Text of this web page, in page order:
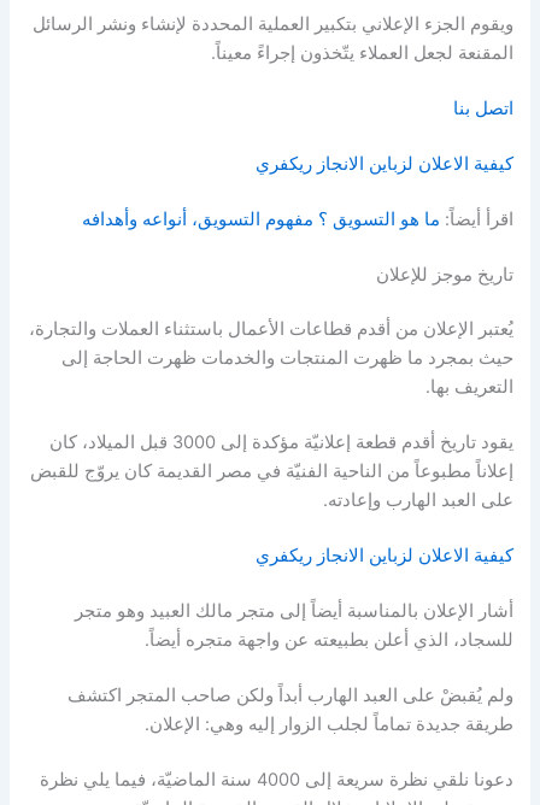
ويقوم الجزء الإعلاني بتكبير العملية المحددة لإنشاء ونشر الرسائل
المقنعة لجعل العملاء يتّخذون إجراءً معيناً.
اتصل بنا
كيفية الاعلان لزباين الانجاز ريكفري
اقرأ أيضاً: ما هو التسويق ؟ مفهوم التسويق، أنواعه وأهدافه
تاريخ موجز للإعلان
يُعتبر الإعلان من أقدم قطاعات الأعمال باستثناء العملات والتجارة،
حيث بمجرد ما ظهرت المنتجات والخدمات ظهرت الحاجة إلى
التعريف بها.
يقود تاريخ أقدم قطعة إعلانيّة مؤكدة إلى 3000 قبل الميلاد، كان
إعلاناً مطبوعاً من الناحية الفنيّة في مصر القديمة كان يروّج للقبض
على العبد الهارب وإعادته.
كيفية الاعلان لزباين الانجاز ريكفري
أشار الإعلان بالمناسبة أيضاً إلى متجر مالك العبيد وهو متجر
للسجاد، الذي أعلن بطبيعته عن واجهة متجره أيضاً.
ولم يُقبضْ على العبد الهارب أبداً ولكن صاحب المتجر اكتشف
طريقة جديدة تماماً لجلب الزوار إليه وهي: الإعلان.
دعونا نلقي نظرة سريعة إلى 4000 سنة الماضيّة، فيما يلي نظرة